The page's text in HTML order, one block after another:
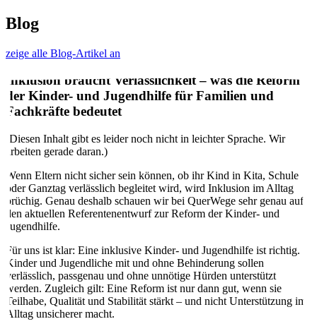
Blog
zeige alle Blog-Artikel an
Inklusion braucht Verlässlichkeit – was die Reform
der Kinder- und Jugendhilfe für Familien und
Fachkräfte bedeutet
(Diesen Inhalt gibt es leider noch nicht in leichter Sprache. Wir
arbeiten gerade daran.)
Wenn Eltern nicht sicher sein können, ob ihr Kind in Kita, Schule
oder Ganztag verlässlich begleitet wird, wird Inklusion im Alltag
brüchig. Genau deshalb schauen wir bei QuerWege sehr genau auf
den aktuellen Referentenentwurf zur Reform der Kinder- und
Jugendhilfe.
Für uns ist klar: Eine inklusive Kinder- und Jugendhilfe ist richtig.
Kinder und Jugendliche mit und ohne Behinderung sollen
verlässlich, passgenau und ohne unnötige Hürden unterstützt
werden. Zugleich gilt: Eine Reform ist nur dann gut, wenn sie
Teilhabe, Qualität und Stabilität stärkt – und nicht Unterstützung im
Alltag unsicherer macht.